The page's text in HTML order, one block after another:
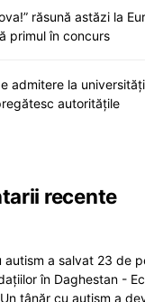
răsună astăzi la
primul în concurs
admitere la
autoritățile
recente
autism a salvat 23 de
în Daghestan -
Un tânăr cu autism a